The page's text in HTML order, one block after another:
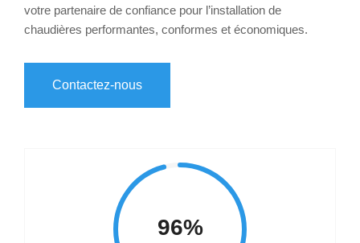
votre partenaire de confiance pour l’installation de
chaudières performantes, conformes et économiques.
Contactez-nous
96%